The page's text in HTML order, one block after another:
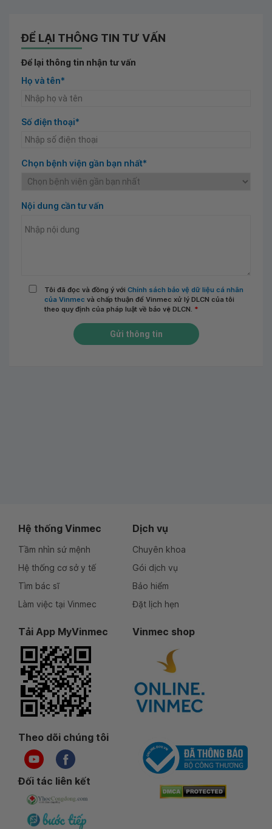
ĐỂ LẠI THÔNG TIN TƯ VẤN
Để lại thông tin nhận tư vấn
Họ và tên*
Số điện thoại*
Chọn bệnh viện gần bạn nhất*
Nội dung cần tư vấn
Tôi đã đọc và đồng ý với Chính sách bảo vệ dữ liệu cá nhân
của Vinmec và chấp thuận để Vinmec xử lý DLCN của tôi
theo quy định của pháp luật về bảo vệ DLCN. *
Gửi thông tin
Hệ thống Vinmec
Tầm nhìn sứ mệnh
Hệ thống cơ sở y tế
Tìm bác sĩ
Làm việc tại Vinmec
Dịch vụ
Chuyên khoa
Gói dịch vụ
Bảo hiểm
Đặt lịch hẹn
Tải App MyVinmec Vinmec shop
Theo dõi chúng tôi
Đối tác liên kết